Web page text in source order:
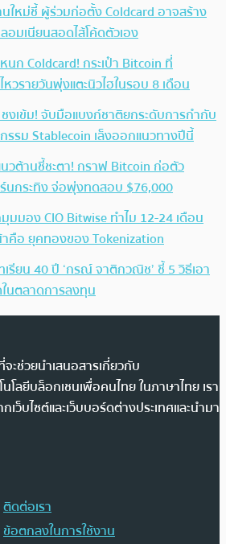
ใหม่ชี้ ผู้ร่วมก่อตั้ง Coldcard อาจสร้าง
มเนียนสอดไส้โค้ดตัวเอง
นก Coldcard! กระเป๋า Bitcoin ที่
หวรายวันพุ่งแตะนิวไฮในรอบ 8 เดือน
งเข้ม! จับมือแบงก์ชาติยกระดับการกำกับ
รรม Stablecoin เล็งออกแนวทางปีนี้
วต้านชี้ชะตา! กราฟ Bitcoin ก่อตัว
นกระทิง จ่อพุ่งทดสอบ $76,000
มุมมอง CIO Bitwise ทำไม 12-24 เดือน
คือ ยุคทองของ Tokenization
รียน 40 ปี ‘กรณ์ จาติกวณิช’ ชี้ 5 วิธีเอา
นตลาดการลงทุน
ะช่วยนำเสนอสารเกี่ยวกับ
โลยีบล็อกเชนเพื่อคนไทย ในภาษาไทย เรา
ว็บไซต์และเว็บบอร์ดต่างประเทศและนำมา
ติดต่อเรา
ข้อตกลงในการใช้งาน